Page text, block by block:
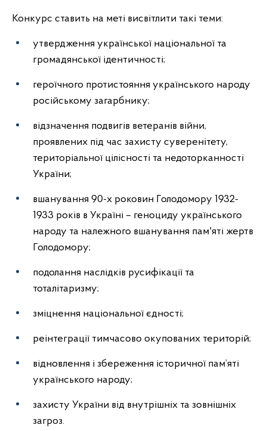
Конкурс ставить на меті висвітлити такі теми:
утвердження української національної та
громадянської ідентичності;
героїчного протистояння українського народу
російському загарбнику;
відзначення подвигів ветеранів війни,
проявлених під час захисту суверенітету,
територіальної цілісності та недоторканності
України;
вшанування 90-х роковин Голодомору 1932-
1933 років в Україні – геноциду українського
народу та належного вшанування пам'яті жертв
Голодомору;
подолання наслідків русифікації та
тоталітаризму;
зміцнення національної єдності;
реінтеграції тимчасово окупованих територій;
відновлення і збереження історичної пам’яті
українського народу;
захисту України від внутрішніх та зовнішніх
загроз.